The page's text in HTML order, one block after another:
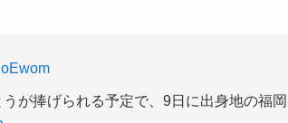
が捧げられる予定で、9日に出身地の福岡